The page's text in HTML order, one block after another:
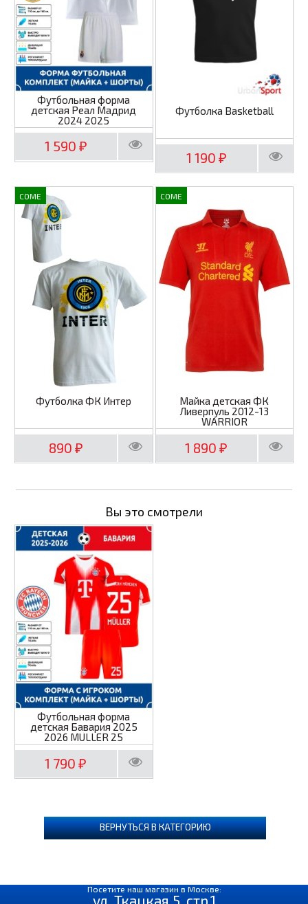
Футбольная форма
детская Реал Мадрид
2024 2025
1 590 ₽
Футболка Basketball
1 190 ₽
COME
Футболка ФК Интер
890 ₽
COME
Майка детская ФК
Ливерпуль 2012-13
WARRIOR
1 890₽
Вы это смотрели
Футбольная форма
детская Бавария 2025
2026 MULLER 25
1 790₽
ВЕРНУТЬСЯ В КАТЕГОРИЮ
Посетите наш магазин в Москве:
ул. Ткацкая 5, стр.1